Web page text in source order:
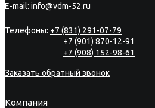
E-mail: info@vdm-52.ru
Телефоны: +7 (831) 291-07-79
+7 (901) 870-12-91
+7 (908) 152-98-61
Заказать обратный звонок
Компания